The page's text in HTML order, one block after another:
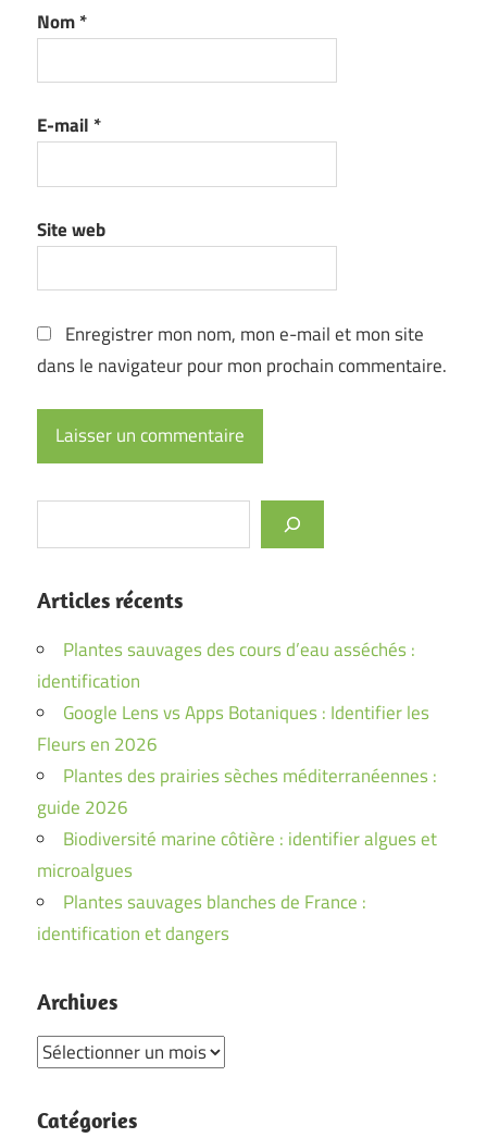
Nom*
E-mail *
Site web
Enregistrer mon nom, mon e-mail et mon site
dans le navigateur pour mon prochain commentaire.
Articles récents
Plantes sauvages des cours d’eau asséchés :
identification
Google Lens vs Apps Botaniques : Identifier les
Fleurs en 2026
Plantes des prairies sèches méditerranéennes :
guide 2026
Biodiversité marine côtière : identifier algues et
microalgues
Plantes sauvages blanches de France :
identification et dangers
Archives
Archives
Catégories